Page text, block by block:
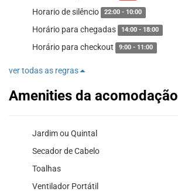
Horario de silêncio 22:00 - 10:00
Horário para chegadas 14:00 - 18:00
Horário para checkout 9:00 - 11:00
ver todas as regras
Amenities da acomodação
Jardim ou Quintal
Secador de Cabelo
Toalhas
Ventilador Portátil